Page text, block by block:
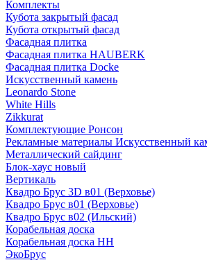
Комплекты
Кубота закрытый фасад
Кубота открытый фасад
Фасадная плитка
Фасадная плитка HAUBERK
Фасадная плитка Docke
Искусственный камень
Leonardo Stone
White Hills
Zikkurat
Комплектующие Ронсон
Рекламные материалы Искусственный
Металлический сайдинг
Блок-хаус новый
Вертикаль
Квадро Брус 3D в01 (Верховье)
Квадро Брус в01 (Верховье)
Квадро Брус в02 (Ильский)
Корабельная доска
Корабельная доска НН
ЭкоБрус